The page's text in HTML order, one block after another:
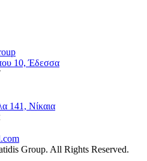
10, Έδεσσα
141, Νίκαια
Group. All Rights Reserved.